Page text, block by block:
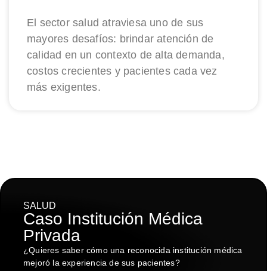
El sector salud atraviesa uno de sus
mayores desafíos: brindar atención de
calidad en un contexto de alta demanda,
costos crecientes y pacientes cada vez
más exigentes.
SALUD
Caso Institución Médica
Privada
¿Quieres saber cómo una reconocida institución médica
mejoró la experiencia de sus pacientes?